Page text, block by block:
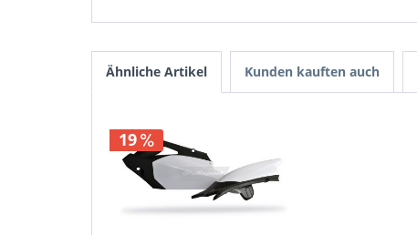
Ähnliche Artikel Kunden kauften auch
19